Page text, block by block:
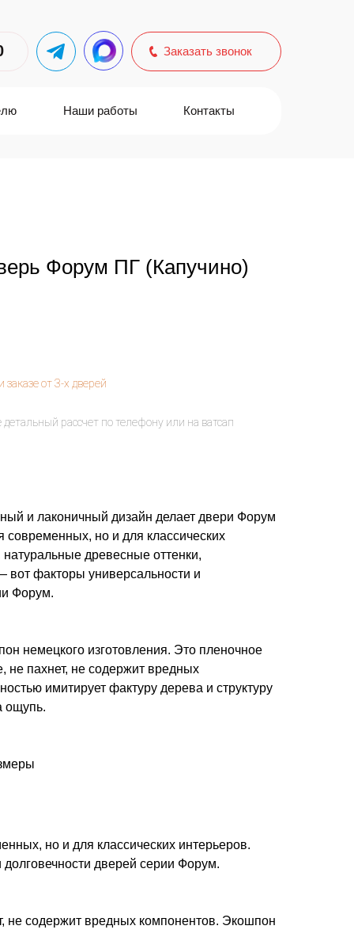
Заказать звонок
Контакты
Наши работы
Форум ПГ (Капучино)
и лаконичный дизайн делает двери Форум
но и для классических
древесные оттенки,
факторы универсальности и
Форум.
немецкого изготовления. Это пленочное
не пахнет, не содержит вредных
имитирует фактуру дерева и структуру
ощупь.
но и для классических интерьеров.
дверей серии Форум.
не содержит вредных компонентов. Экошпон